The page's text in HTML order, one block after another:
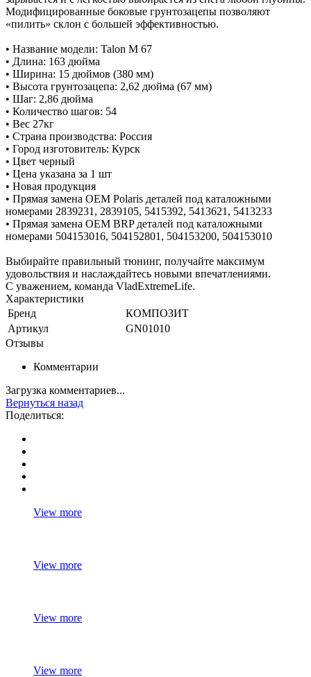
Модифицированные боковые грунтозацепы позволяют
«пилить» склон с большей эффективностью.
• Название модели: Talon M 67
• Длина: 163 дюйма
• Ширина: 15 дюймов (380 мм)
• Высота грунтозацепа: 2,62 дюйма (67 мм)
• Шаг: 2,86 дюйма
• Количество шагов: 54
• Вес 27кг
• Страна производства: Россия
• Город изготовитель: Курск
• Цвет черный
• Цена указана за 1 шт
• Новая продукция
• Прямая замена OEM Polaris деталей под каталожными
номерами 2839231, 2839105, 5415392, 5413621, 5413233
• Прямая замена OEM BRP деталей под каталожными
номерами 504153016, 504152801, 504153200, 504153010
Выбирайте правильный тюнинг, получайте максимум
удовольствия и наслаждайтесь новыми впечатлениями.
С уважением, команда VladExtremeLife.
Характеристики
Бренд
КОМПОЗИТ
Артикул
GN01010
Отзывы
Комментарии
Загрузка комментариев...
Вернуться назад
Поделиться:
View more
View more
View more
View more